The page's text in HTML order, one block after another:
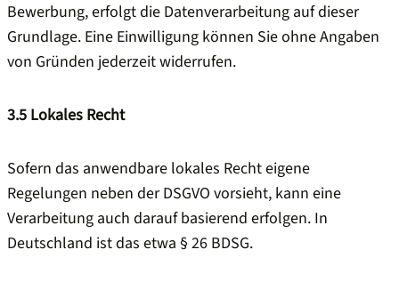
Bewerbung, erfolgt die Datenverarbeitung auf dieser
Grundlage. Eine Einwilligung können Sie ohne Angaben
von Gründen jederzeit widerrufen.
3.5 Lokales Recht
Sofern das anwendbare lokales Recht eigene
Regelungen neben der DSGVO vorsieht, kann eine
Verarbeitung auch darauf basierend erfolgen. In
Deutschland ist das etwa § 26 BDSG.